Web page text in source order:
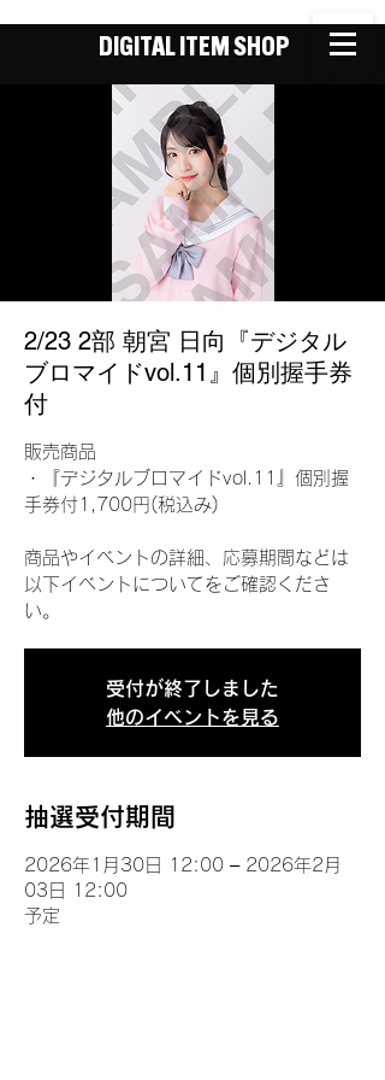
DIGITAL ITEM SHOP
2/23 2部 朝宮 日向『デジタル
ブロマイドvol.11』個別握手券
付
販売商品
・『デジタルブロマイドvol.11』個別握
手券付1,700円(税込み)
商品やイベントの詳細、応募期間などは
以下イベントについてをご確認くださ
い。
受付が終了しました
他のイベントを見る
抽選受付期間
2026年1月30日 12:00 – 2026年2月
03日 12:00
予定